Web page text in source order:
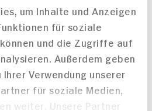
um Inhalte und Anzeigen
für soziale
und die Zugriffe auf
Außerdem geben
Verwendung unserer
für soziale Medien,
weiter. Unsere Partner
ja! Schupfnudeln
500g Packung
DISCOUNT
PREIS